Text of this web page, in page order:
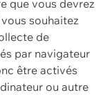
que vous devrez
souhaitez
de
par navigateur
être activés
ou autre